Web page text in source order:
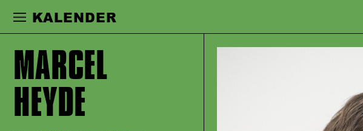
Zur Hauptnavigation springen
KALENDER
MARCEL
HEYDE